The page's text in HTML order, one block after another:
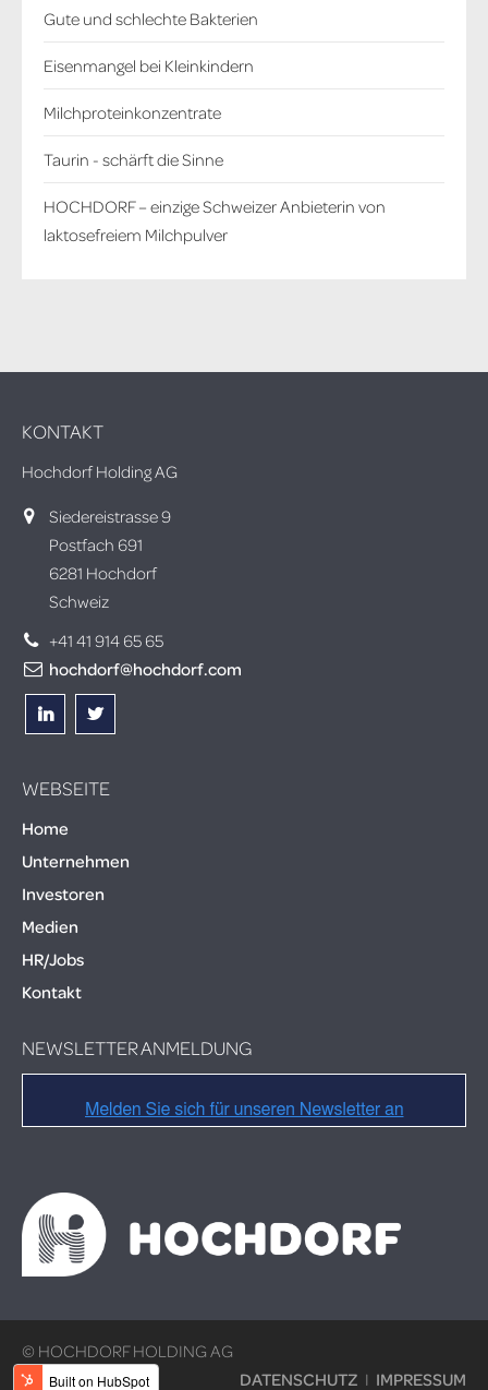
Gute und schlechte Bakterien
Eisenmangel bei Kleinkindern
Milchproteinkonzentrate
Taurin - schärft die Sinne
HOCHDORF – einzige Schweizer Anbieterin von
laktosefreiem Milchpulver
KONTAKT
Hochdorf Holding AG
Siedereistrasse 9
Postfach 691
6281 Hochdorf
Schweiz
+41 41 914 65 65
hochdorf@hochdorf.com
WEBSEITE
Home
Unternehmen
Investoren
Medien
HR/Jobs
Kontakt
NEWSLETTER ANMELDUNG
© HOCHDORF HOLDING AG
DATENSCHUTZ I IMPRESSUM